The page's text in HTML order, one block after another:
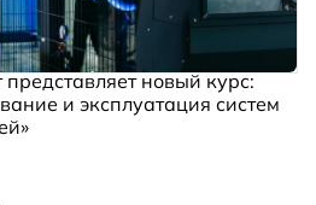
новый курс:
и эксплуатация систем